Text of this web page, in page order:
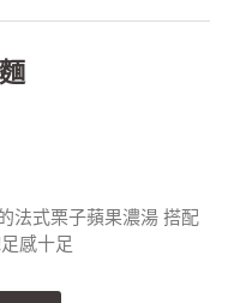
法式栗子蘋果濃湯 搭配
感十足